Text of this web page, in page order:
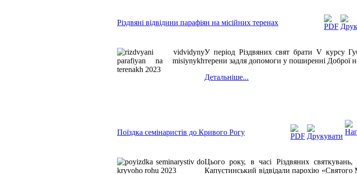
Різдвяні відвідини парафіян на місійних теренах
У період Різдвяних свят брати V курсу
терени задля допомоги у поширенні Доброї
Детальніше...
Поїздка семінаристів до Кривого Рогу
Цього року, в часі Різдвяних
Капустинський відвідали парохію